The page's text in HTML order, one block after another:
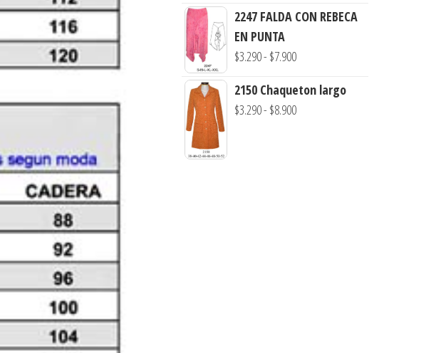
hasta
de
desde
hasta
$7.900
2247 FALDA CON REBECA
EN PUNTA
$3.290- $7.900Rango
precios:
desde
2150 Chaqueton largo
$3.290- $8.900Rango